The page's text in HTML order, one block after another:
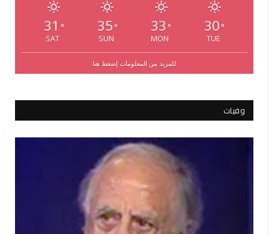
31 °
SAT
35 °
SUN
33 °
MON
30 °
TUE
للمزيد من المعلومات إضغط هنا
وفيات